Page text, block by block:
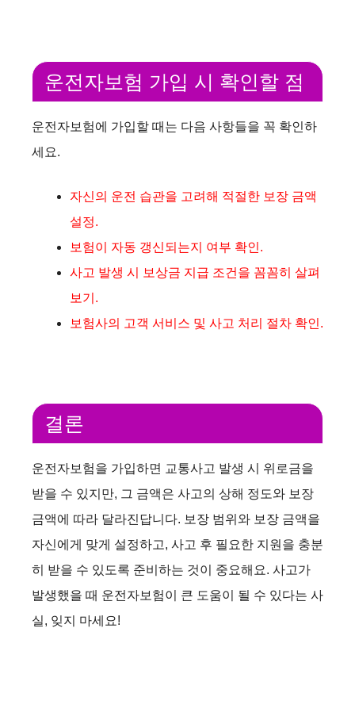
운전자보험 가입 시 확인할 점
운전자보험에 가입할 때는 다음 사항들을 꼭 확인하
세요.
자신의 운전 습관을 고려해 적절한 보장 금액
설정.
보험이 자동 갱신되는지 여부 확인.
사고 발생 시 보상금 지급 조건을 꼼꼼히 살펴
보기.
보험사의 고객 서비스 및 사고 처리 절차 확인.
결론
운전자보험을 가입하면 교통사고 발생 시 위로금을
받을 수 있지만, 그 금액은 사고의 상해 정도와 보장
금액에 따라 달라진답니다. 보장 범위와 보장 금액을
자신에게 맞게 설정하고, 사고 후 필요한 지원을 충분
히 받을 수 있도록 준비하는 것이 중요해요. 사고가
발생했을 때 운전자보험이 큰 도움이 될 수 있다는 사
실, 잊지 마세요!